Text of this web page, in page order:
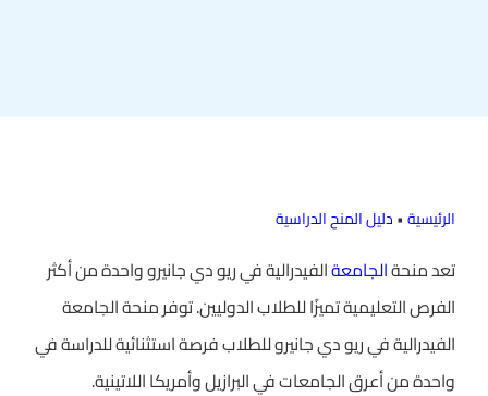
الرئيسية•دليل المنح الدراسية
تعد منحةالجامعةالفيدرالية في ريو دي جانيرو واحدة من أكثر
الفرص التعليمية تميزًا للطلاب الدوليين. توفر منحة الجامعة
الفيدرالية في ريو دي جانيرو للطلاب فرصة استثنائية للدراسة في
واحدة من أعرق الجامعات في البرازيل وأمريكا اللاتينية.